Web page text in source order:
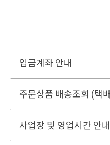
입금계좌 안내
주문상품 배송조회 (택
사업장 및 영업시간 안내